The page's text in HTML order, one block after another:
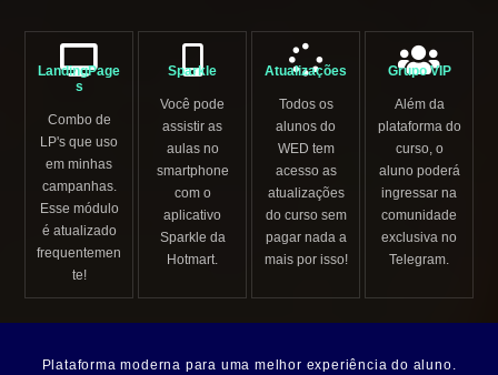
LandingPage
s
Combo de
LP's que uso
em minhas
campanhas.
Esse módulo
é atualizado
frequentemen
te!
Sparkle
Você pode
assistir as
aulas no
smartphone
com o
aplicativo
Sparkle da
Hotmart.
Atualizações
Todos os
alunos do
WED tem
acesso as
atualizações
do curso sem
pagar nada a
mais por isso!
Grupo VIP
Além da
plataforma do
curso, o
aluno poderá
ingressar na
comunidade
exclusiva no
Telegram.
Plataforma moderna para uma melhor experiência do aluno.